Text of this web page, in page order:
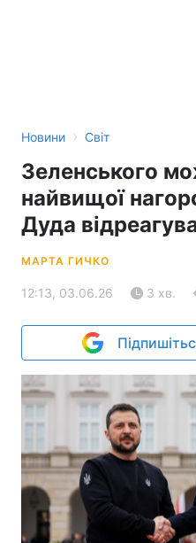
Новини › Світ
Зеленського
найвищої
Дуда
МАРТА ГИЧКО
12:13, 03.06.26 3 хв.